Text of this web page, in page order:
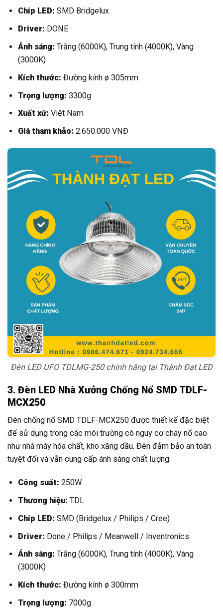
Chip LED: SMD Bridgelux
Driver: DONE
Ánh sáng: Trắng (6000K), Trung tính (4000K), Vàng
(3000K)
Kích thước: Đường kính ø 305mm
Trọng lượng: 3300g
Xuất xứ: Việt Nam
Giá tham khảo: 2.650.000 VNĐ
Đèn LED UFO TDLMG-250 chính hãng tại Thành Đạt LED
3. Đèn LED Nhà Xưởng Chống Nổ SMD TDLF-
MCX250
Đèn chống nổ SMD TDLF-MCX250 được thiết kế đặc biệt
để sử dụng trong các môi trường có nguy cơ cháy nổ cao
như nhà máy hóa chất, kho xăng dầu. Đèn đảm bảo an toàn
tuyệt đối và vẫn cung cấp ánh sáng chất lượng.
Công suất: 250W
Thương hiệu: TDL
Chip LED: SMD (Bridgelux / Philips / Cree)
Driver: Done / Philips / Meanwell / Inventronics
Ánh sáng: Trắng (6000K), Trung tính (4000K), Vàng
(3000K)
Kích thước: Đường kính ø 300mm
Trọng lượng: 7000g